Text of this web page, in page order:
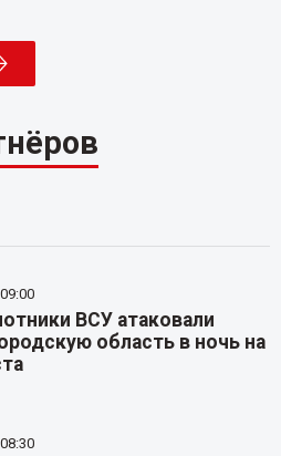
ВСУ атаковали
область в ночь на